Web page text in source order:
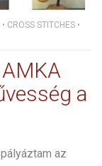
• CROSS STITCHES •
a
az